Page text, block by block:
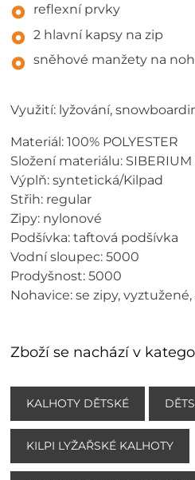
reflexní prvky
2 hlavní kapsy na zip
sněhové manžety na
Využití: lyžování,
Materiál: 100% POLYESTER
Složení materiálu: SIBERIUM
Výplň: syntetická/Kilpad
Střih: regular
Zipy: nylonové
Podšívka: taftová podšívka
Vodní sloupec: 5000
Prodyšnost: 5000
Nohavice: se zipy,
Zboží se nachází v
KALHOTY DĚTSKÉ
KILPI LYŽAŘSKÉ KALHOTY